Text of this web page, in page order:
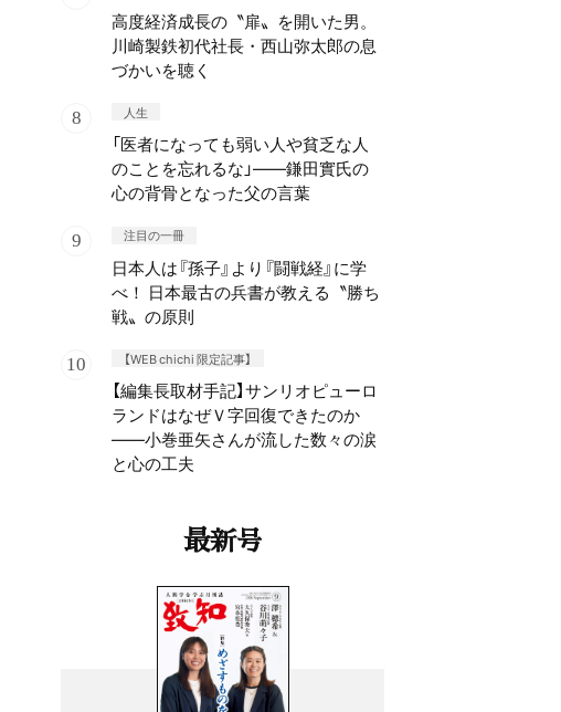
高度経済成長の〝扉〟を開いた男。
川崎製鉄初代社長・西山弥太郎の息
づかいを聴く
人生
「医者になっても弱い人や貧乏な人
のことを忘れるな」——鎌田實氏の
心の背骨となった父の言葉
注目の一冊
日本人は『孫子』より『闘戦経』に学
べ！ 日本最古の兵書が教える〝勝ち
戦〟の原則
【WEB chichi 限定記事】
【編集長取材手記】サンリオピューロ
ランドはなぜＶ字回復できたのか
——小巻亜矢さんが流した数々の涙
と心の工夫
最新号